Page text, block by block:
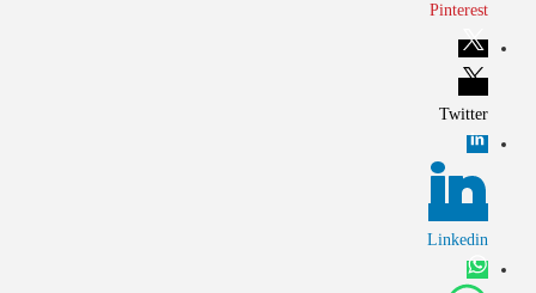
Pinterest
Twitter
Linkedin